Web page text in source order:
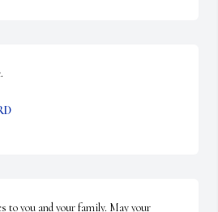
to you and your family. May your